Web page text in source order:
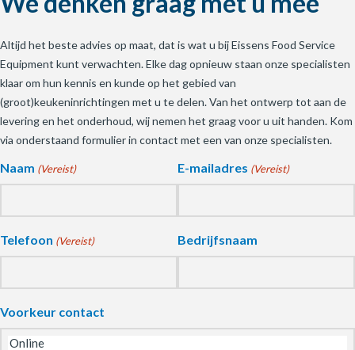
Altijd het beste advies op maat, dat is wat u bij Eissens Food Service
Equipment kunt verwachten. Elke dag opnieuw staan onze specialisten
klaar om hun kennis en kunde op het gebied van
(groot)keukeninrichtingen met u te delen. Van het ontwerp tot aan de
levering en het onderhoud, wij nemen het graag voor u uit handen. Kom
via onderstaand formulier in contact met een van onze specialisten.
Naam (Vereist) E-mailadres (Vereist)
Telefoon (Vereist) Bedrijfsnaam
Voorkeur contact